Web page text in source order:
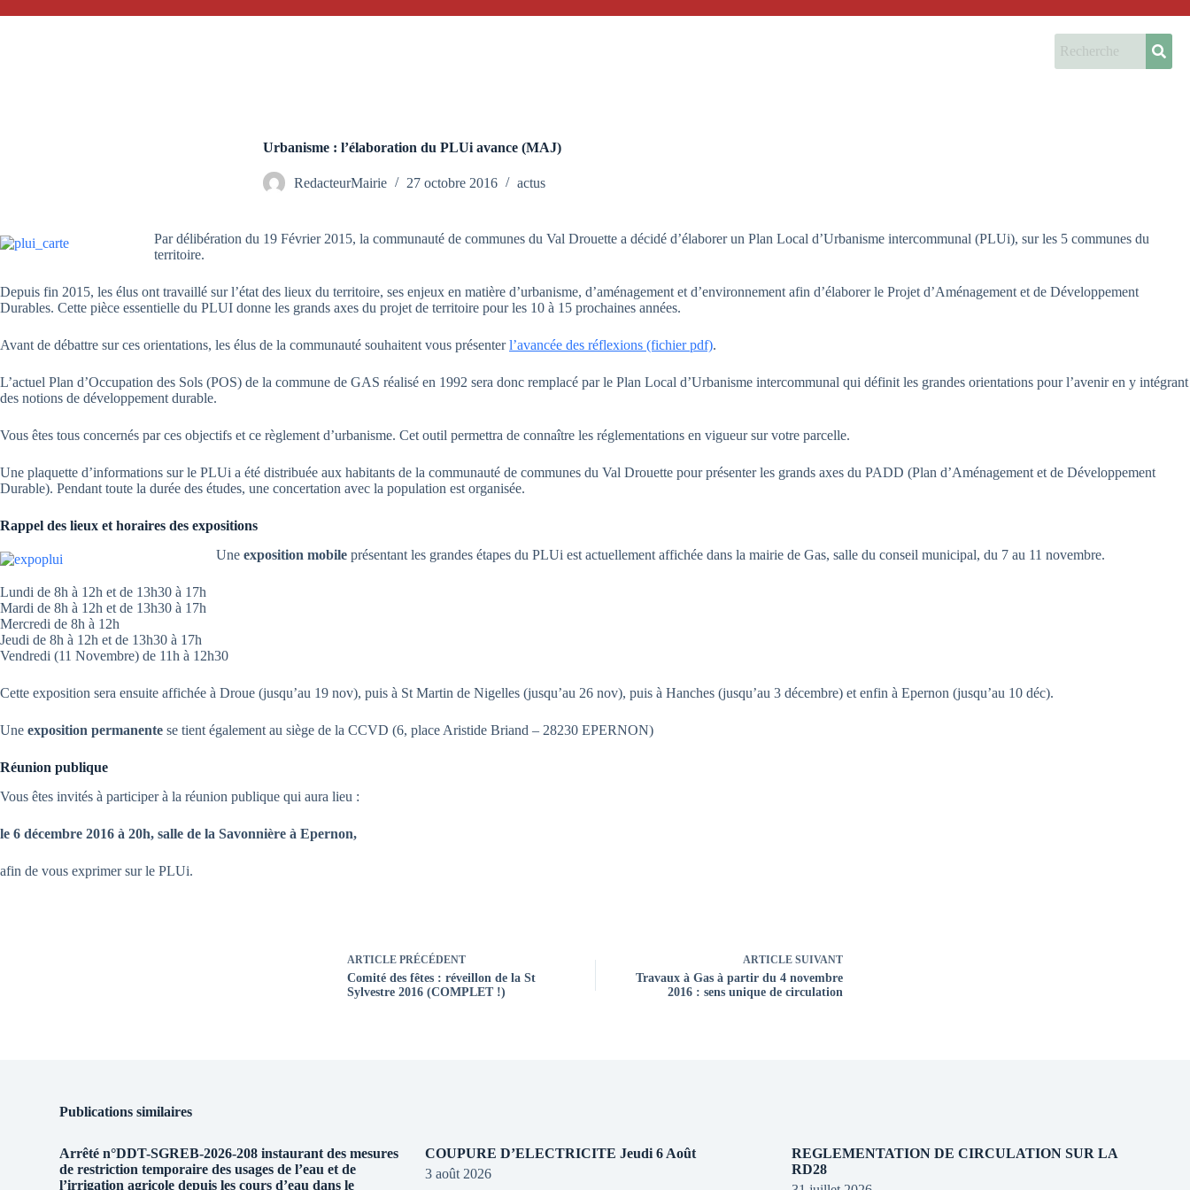
Urbanisme : l’élaboration du PLUi avance (MAJ)
RedacteurMairie 27 octobre 2016 actus
Par délibération du 19 Février 2015, la communauté de communes du Val Drouette a décidé d’élaborer un Plan Local d’Urbanisme intercommunal (PLUi), sur les 5 communes du
territoire.
Depuis fin 2015, les élus ont travaillé sur l’état des lieux du territoire, ses enjeux en matière d’urbanisme, d’aménagement et d’environnement afin d’élaborer le Projet d’Aménagement et de Développement
Durables. Cette pièce essentielle du PLUI donne les grands axes du projet de territoire pour les 10 à 15 prochaines années.
Avant de débattre sur ces orientations, les élus de la communauté souhaitent vous présenterl’avancée des réflexions (fichier pdf).
L’actuel Plan d’Occupation des Sols (POS) de la commune de GAS réalisé en 1992 sera donc remplacé par le Plan Local d’Urbanisme intercommunal qui définit les grandes orientations pour l’avenir en y intégrant
des notions de développement durable.
Vous êtes tous concernés par ces objectifs et ce règlement d’urbanisme. Cet outil permettra de connaître les réglementations en vigueur sur votre parcelle.
Une plaquette d’informations sur le PLUi a été distribuée aux habitants de la communauté de communes du Val Drouette pour présenter les grands axes du PADD (Plan d’Aménagement et de Développement
Durable). Pendant toute la durée des études, une concertation avec la population est organisée.
Rappel des lieux et horaires des expositions
Une exposition mobile présentant les grandes étapes du PLUi est actuellement affichée dans la mairie de Gas, salle du conseil municipal, du 7 au 11 novembre.
Lundi de 8h à 12h et de 13h30 à 17h
Mardi de 8h à 12h et de 13h30 à 17h
Mercredi de 8h à 12h
Jeudi de 8h à 12h et de 13h30 à 17h
Vendredi (11 Novembre) de 11h à 12h30
Cette exposition sera ensuite affichée à Droue (jusqu’au 19 nov), puis à St Martin de Nigelles (jusqu’au 26 nov), puis à Hanches (jusqu’au 3 décembre) et enfin à Epernon (jusqu’au 10 déc).
Une exposition permanente se tient également au siège de la CCVD (6, place Aristide Briand – 28230 EPERNON)
Réunion publique
Vous êtes invités à participer à la réunion publique qui aura lieu :
le 6 décembre 2016 à 20h, salle de la Savonnière à Epernon,
afin de vous exprimer sur le PLUi.
ARTICLE PRÉCÉDENT
Comité des fêtes : réveillon de la St
Sylvestre 2016 (COMPLET !)
ARTICLE SUIVANT
Travaux à Gas à partir du 4 novembre
2016 : sens unique de circulation
Publications similaires
Arrêté n°DDT-SGREB-2026-208 instaurant des mesures
de restriction temporaire des usages de l’eau et de
l’irrigation agricole depuis les cours d’eau dans le
COUPURE D’ELECTRICITE Jeudi 6 Août
3 août 2026
REGLEMENTATION DE CIRCULATION SUR LA
RD28